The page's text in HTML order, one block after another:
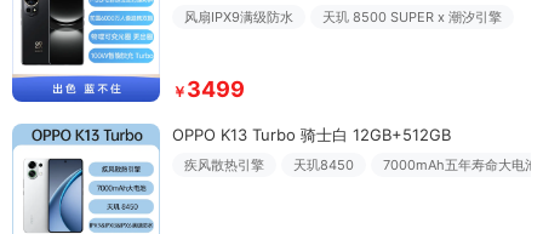
风扇IPX9满级防水 天玑 8500 SUPER x 潮汐引擎
￥ 3499
OPPO K13 Turbo 骑士白 12GB+512GB
疾风散热引擎 天玑8450 7000mAh五年寿命大电池